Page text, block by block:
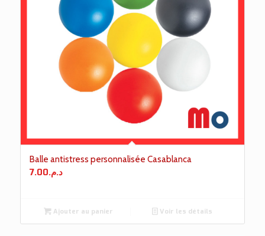
Balle antistress personnalisée Casablanca
د.م.7.00
Ajouter au panier Voir les détails